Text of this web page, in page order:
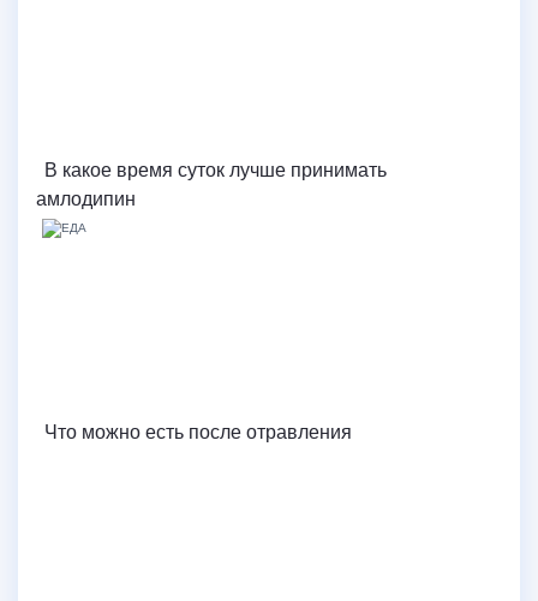
В какое время суток лучше принимать
амлодипин
Что можно есть после отравления